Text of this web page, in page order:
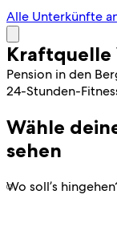
Alle Unterkünfte
Kraftquelle
Pension in den
24-Stunden-
Wähle
sehen
Wo soll’s